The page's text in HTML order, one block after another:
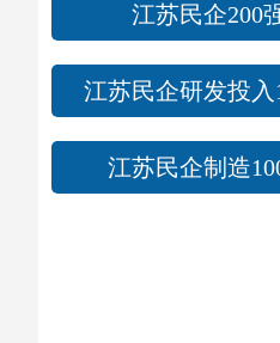
江苏民企200
江苏民企研发投入
江苏民企制造